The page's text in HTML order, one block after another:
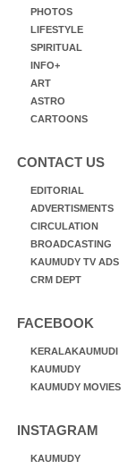
PHOTOS
LIFESTYLE
SPIRITUAL
INFO+
ART
ASTRO
CARTOONS
CONTACT US
EDITORIAL
ADVERTISMENTS
CIRCULATION
BROADCASTING
KAUMUDY TV ADS
CRM DEPT
FACEBOOK
KERALAKAUMUDI
KAUMUDY
KAUMUDY MOVIES
INSTAGRAM
KAUMUDY